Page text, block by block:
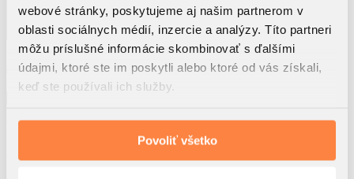
webové stránky, poskytujeme aj našim partnerom v
oblasti sociálnych médií, inzercie a analýzy. Títo partneri
môžu príslušné informácie skombinovať s ďalšími
údajmi, ktoré ste im poskytli alebo ktoré od vás získali,
keď ste používali ich služby.
Povoliť všetko
Využitím tohto formulára beriem na vedomie, že dôjde k
spracúvaniu osobných údajov
Súhlasím so zasielaním noviniek spol. VI GROUP s.r.o.
VI GROUP Rendez s.r.o.